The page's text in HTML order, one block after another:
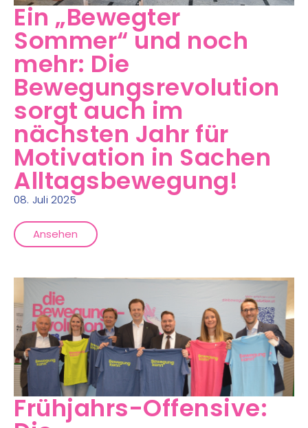
Ein „Bewegter
Sommer“ und noch
mehr: Die
Bewegungsrevolution
sorgt auch im
nächsten Jahr für
Motivation in Sachen
Alltagsbewegung!
08. Juli 2025
Ansehen
Frühjahrs-Offensive: